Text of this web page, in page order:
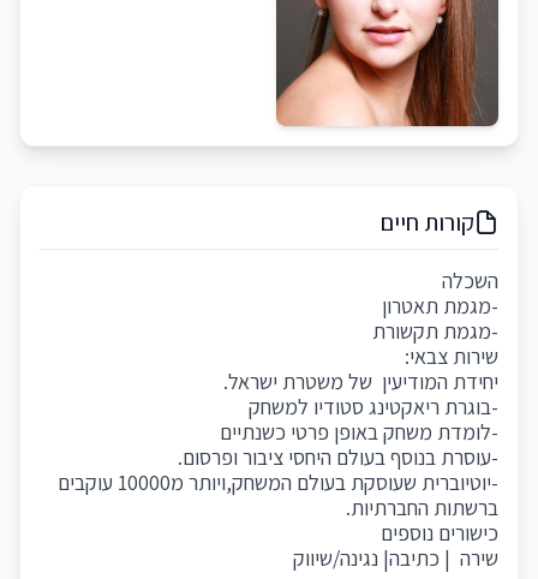
קורות חיים
השכלה
-מגמת תאטרון
-מגמת תקשורת
שירות צבאי:
יחידת המודיעין של משטרת ישראל.
-בוגרת ריאקטינג סטודיו למשחק
-לומדת משחק באופן פרטי כשנתיים
-עוסרת בנוסף בעולם היחסי ציבור ופרסום.
-יוטיוברית שעוסקת בעולם המשחק,ויותר מ10000 עוקבים
ברשתות החברתיות.
כישורים נוספים
שירה | כתיבה| נגינה/שיווק